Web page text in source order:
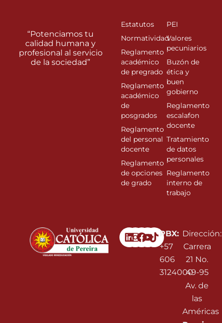
Linkedin
Instagram
Facebook
Youtube
PBX:
+57
606
3124000
Dirección:
Carrera
21 No.
49-95
Av. de
las
Américas
“Potenciamos tu
calidad humana y
profesional al servicio
de la sociedad”
Estatutos
Normatividad
Reglamento
académico
de pregrado
Reglamento
académico
de
posgrados
Reglamento
del personal
docente
Reglamento
de opciones
de grado
PEI
Valores
pecuniarios
Buzón de
ética y
buen
gobierno
Reglamento
escalafon
docente
Tratamiento
de datos
personales
Reglamento
interno de
trabajo